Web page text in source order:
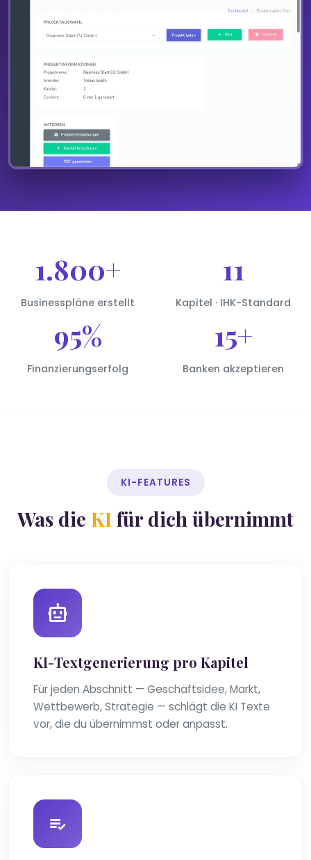
1.800+
Businesspläne erstellt
11
Kapitel · IHK-Standard
95%
Finanzierungserfolg
15+
Banken akzeptieren
KI-FEATURES
Was die KIfür dich übernimmt
KI-Textgenerierung pro Kapitel
Für jeden Abschnitt — Geschäftsidee, Markt,
Wettbewerb, Strategie — schlägt die KI Texte
vor, die du übernimmst oder anpasst.